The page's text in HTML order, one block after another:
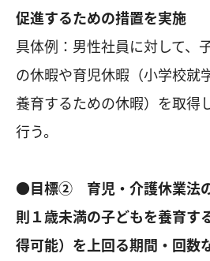
促進するための措置を実施
具体例：男性社員に対して、
の休暇や育児休暇（小学校就
養育するための休暇）を取得
行う。
●目標② 育児・介護休業法
則１歳未満の子どもを養育す
得可能）を上回る期間・回数